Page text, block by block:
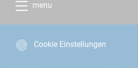
menu
Cookie Einstellungen